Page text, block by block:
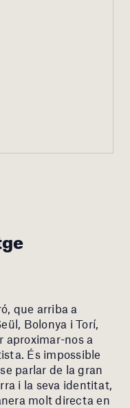
que arriba a
Bolonya i Torí,
aproximar-nos a
És impossible
parlar de la gran
i la seva identitat,
molt directa en